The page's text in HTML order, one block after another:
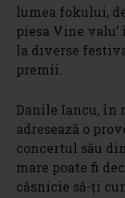
lumea fokului,
piesa Vine
la diverse
premii.
Danile Iancu, în
adresează o
concertul său
mare poate fi
căsnicie să-ți